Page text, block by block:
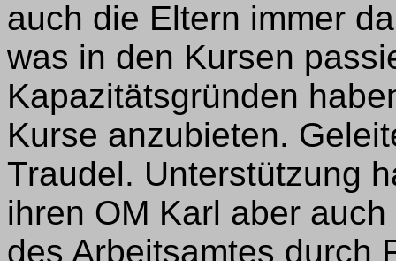
auch die Eltern immer
was in den Kursen
Kapazitätsgründen
Kurse anzubieten.
Traudel. Unterstützung
ihren OM Karl aber
des Arbeitsamtes durch